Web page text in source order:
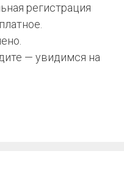
регистрация
— увидимся на